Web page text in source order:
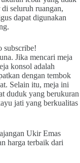
seluruh ruangan,
dapat digunakan
subscribe!
Jika mencari meja
konsol adalah
dengan tembok
Selain itu, meja ini
duduk yang berukuran
jati yang berkualitas
Ukir Emas
harga terbaik dari